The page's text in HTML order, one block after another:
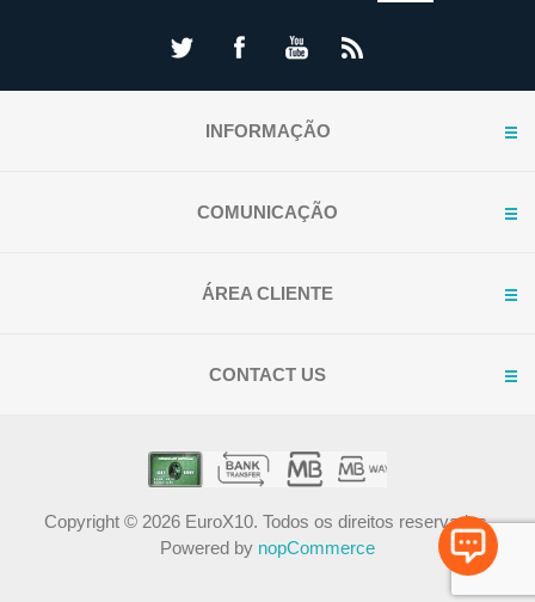
INFORMAÇÃO
COMUNICAÇÃO
ÁREA CLIENTE
CONTACT US
Copyright © 2026 EuroX10. Todos os direitos reservados.
Powered by nopCommerce